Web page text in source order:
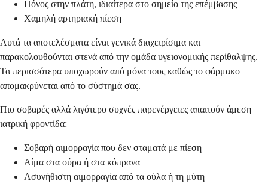
Πόνος στην πλάτη, ιδιαίτερα στο σημείο της επέμβασης
Χαμηλή αρτηριακή πίεση
Αυτά τα αποτελέσματα είναι γενικά διαχειρίσιμα και
παρακολουθούνται στενά από την ομάδα υγειονομικής περίθαλψης.
Τα περισσότερα υποχωρούν από μόνα τους καθώς το φάρμακο
απομακρύνεται από το σύστημά σας.
Πιο σοβαρές αλλά λιγότερο συχνές παρενέργειες απαιτούν άμεση
ιατρική φροντίδα:
Σοβαρή αιμορραγία που δεν σταματά με πίεση
Αίμα στα ούρα ή στα κόπρανα
Ασυνήθιστη αιμορραγία από τα ούλα ή τη μύτη